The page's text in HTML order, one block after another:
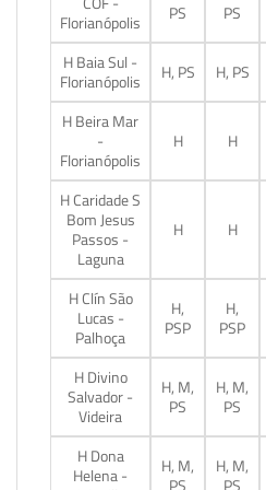
Florianópolis
PS PS
H Baia Sul -
Florianópolis
H, PS H, PS
H Beira Mar
-
Florianópolis
H H
H Caridade S
Bom Jesus
Passos -
Laguna
H H
H Clín São
Lucas -
Palhoça
H,
PSP
H,
PSP
H Divino
Salvador -
Videira
H, M,
PS
H, M,
PS
H Dona
Helena -
H, M,
H, M,